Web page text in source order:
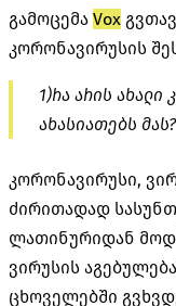
გამოცემა Vox
კორონავირუსის
1)რა არის
ახასიათებს მას?
კორონავირუსი,
ძირითადად
ლათინურიდან
ვირუსის
ცხოველებში